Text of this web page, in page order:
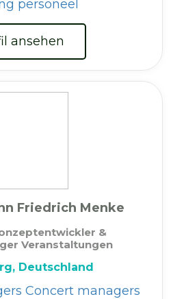
personeel
ansehen
Friedrich Menke
&
Veranstaltungen
Deutschland
Concert managers